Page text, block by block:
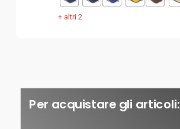
+ altri 2
Per acquistare gli articoli: